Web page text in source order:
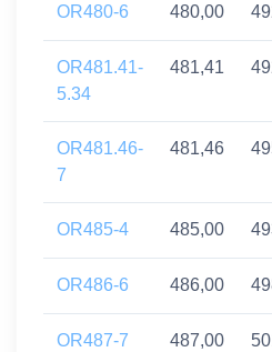
OR480-6 480,00
OR481.41-
5.34
481,41
OR481.46-
7
481,46
OR485-4 485,00
OR486-6 486,00
OR487-7 487,00